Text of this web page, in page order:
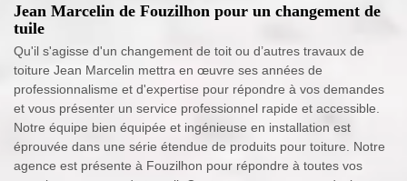
Jean Marcelin de Fouzilhon pour un changement de
tuile
Qu'il s'agisse d'un changement de toit ou d’autres travaux de
toiture Jean Marcelin mettra en œuvre ses années de
professionnalisme et d'expertise pour répondre à vos demandes
et vous présenter un service professionnel rapide et accessible.
Notre équipe bien équipée et ingénieuse en installation est
éprouvée dans une série étendue de produits pour toiture. Notre
agence est présente à Fouzilhon pour répondre à toutes vos